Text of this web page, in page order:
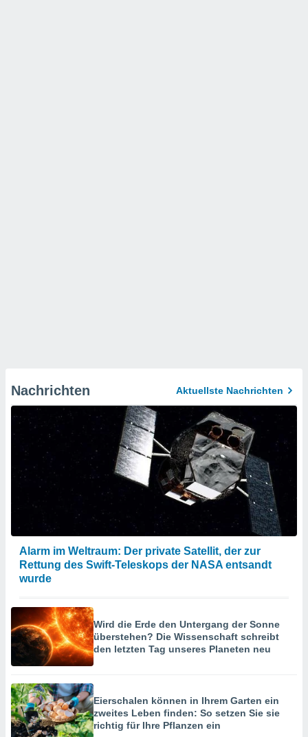
Nachrichten Aktuellste Nachrichten
Alarm im Weltraum: Der private Satellit, der zur
Rettung des Swift-Teleskops der NASA entsandt
wurde
Wird die Erde den Untergang der Sonne
überstehen? Die Wissenschaft schreibt
den letzten Tag unseres Planeten neu
Eierschalen können in Ihrem Garten ein
zweites Leben finden: So setzen Sie sie
richtig für Ihre Pflanzen ein